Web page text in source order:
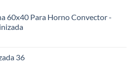
60x40 Para Horno Convector -
36